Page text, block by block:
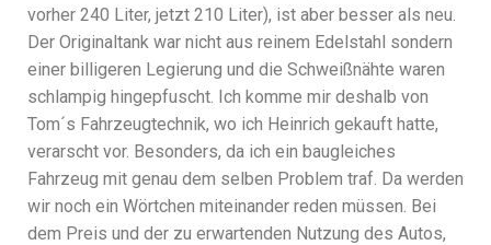
vorher 240 Liter, jetzt 210 Liter), ist aber besser als neu.
Der Originaltank war nicht aus reinem Edelstahl sondern
einer billigeren Legierung und die Schweißnähte waren
schlampig hingepfuscht. Ich komme mir deshalb von
Tom´s Fahrzeugtechnik, wo ich Heinrich gekauft hatte,
verarscht vor. Besonders, da ich ein baugleiches
Fahrzeug mit genau dem selben Problem traf. Da werden
wir noch ein Wörtchen miteinander reden müssen. Bei
dem Preis und der zu erwartenden Nutzung des Autos,